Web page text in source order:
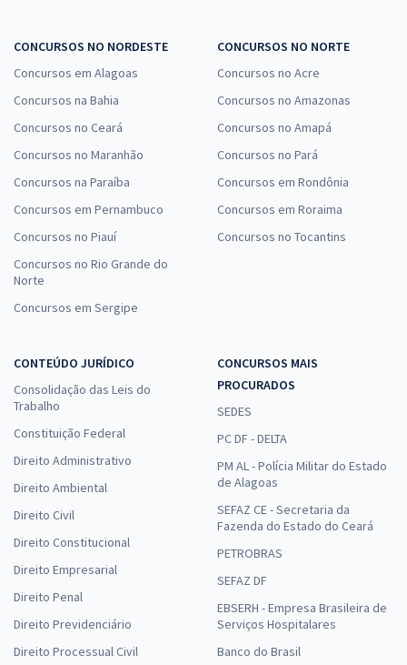
CONCURSOS NO NORDESTE
Concursos em Alagoas
Concursos na Bahia
Concursos no Ceará
Concursos no Maranhão
Concursos na Paraíba
Concursos em Pernambuco
Concursos no Piauí
Concursos no Rio Grande do
Norte
Concursos em Sergipe
CONCURSOS NO NORTE
Concursos no Acre
Concursos no Amazonas
Concursos no Amapá
Concursos no Pará
Concursos em Rondônia
Concursos em Roraima
Concursos no Tocantins
CONTEÚDO JURÍDICO
Consolidação das Leis do
Trabalho
Constituição Federal
Direito Administrativo
Direito Ambiental
Direito Civil
Direito Constitucional
Direito Empresarial
Direito Penal
Direito Previdenciário
Direito Processual Civil
CONCURSOS MAIS
PROCURADOS
SEDES
PC DF - DELTA
PM AL - Polícia Militar do Estado
de Alagoas
SEFAZ CE - Secretaria da
Fazenda do Estado do Ceará
PETROBRAS
SEFAZ DF
EBSERH - Empresa Brasileira de
Serviços Hospitalares
Banco do Brasil